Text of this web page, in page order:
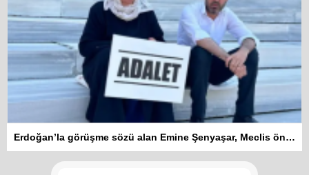
Erdoğan’la görüşme sözü alan Emine Şenyaşar, Meclis önündeki eylemine ara verdi
Kadına şiddet “Devlet” eliyle
meşrulaştırılıyor
Atilla Yüceak